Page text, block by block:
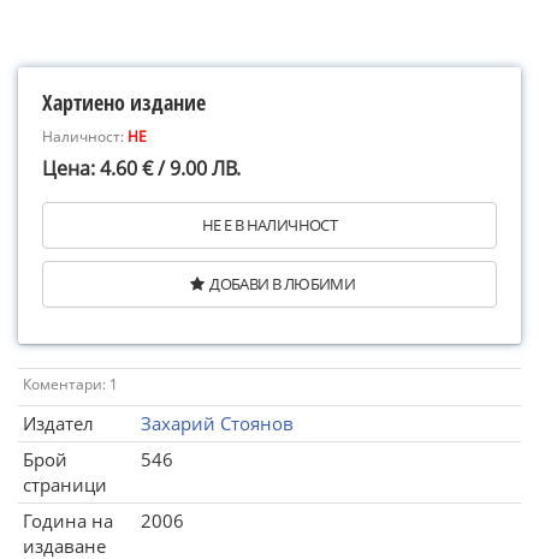
Хартиено издание
Наличност: НЕ
Цена: 4.60 € / 9.00 ЛВ.
НЕ Е В НАЛИЧНОСТ
ДОБАВИ В ЛЮБИМИ
Коментари: 1
Издател
Захарий Стоянов
Брой
страници
546
Година на
издаване
2006